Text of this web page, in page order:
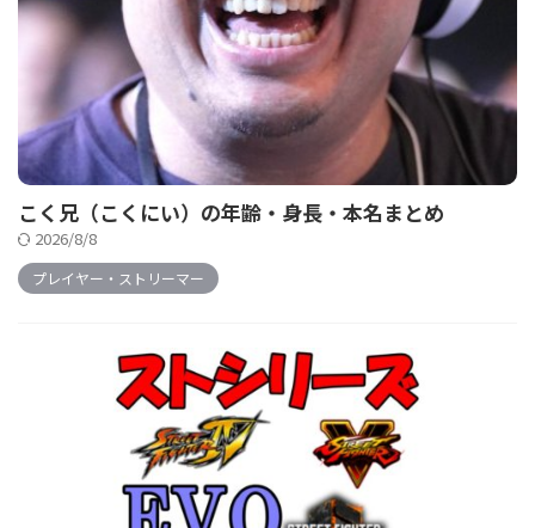
こく兄（こくにい）の年齢・身長・本名まとめ
2026/8/8
プレイヤー・ストリーマー